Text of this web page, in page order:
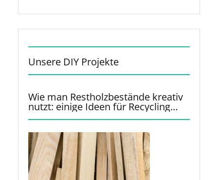
Unsere DIY Projekte
Wie man Restholzbestände kreativ
nutzt: einige Ideen für Recycling
und Upcycling